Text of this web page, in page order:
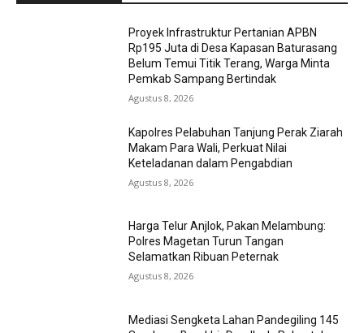
Proyek Infrastruktur Pertanian APBN
Rp195 Juta di Desa Kapasan Baturasang
Belum Temui Titik Terang, Warga Minta
Pemkab Sampang Bertindak
Agustus 8, 2026
Kapolres Pelabuhan Tanjung Perak Ziarah
Makam Para Wali, Perkuat Nilai
Keteladanan dalam Pengabdian
Agustus 8, 2026
Harga Telur Anjlok, Pakan Melambung:
Polres Magetan Turun Tangan
Selamatkan Ribuan Peternak
Agustus 8, 2026
Mediasi Sengketa Lahan Pandegiling 145